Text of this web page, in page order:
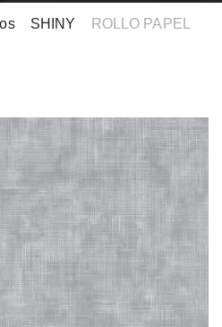
> SHINY
ROLLO PAPEL